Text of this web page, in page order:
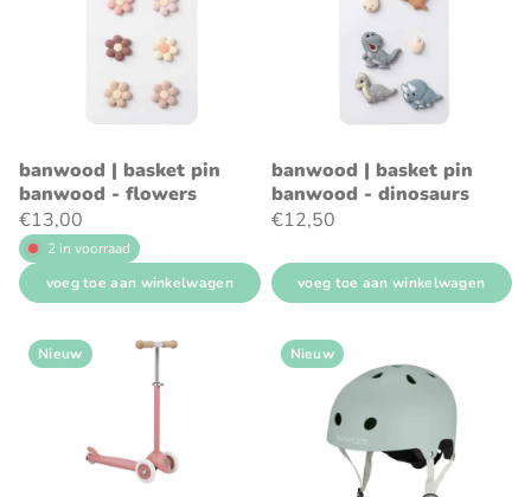
banwood | basket pin
banwood - flowers
€13,00
2 in voorraad
voeg toe aan winkelwagen
banwood | basket pin
banwood - dinosaurs
€12,50
voeg toe aan winkelwagen
Nieuw Nieuw